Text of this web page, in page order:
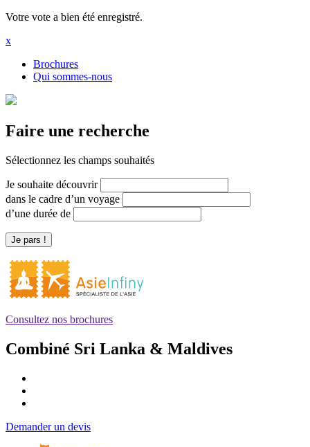
Votre vote a bien été enregistré.
x
Brochures
Qui sommes-nous
Faire une recherche
Sélectionnez les champs souhaités
Je souhaite découvrir
dans le cadre d’un voyage
d’une durée de
Je pars !
Consultez nos brochures
Combiné Sri Lanka & Maldives
Demander un devis